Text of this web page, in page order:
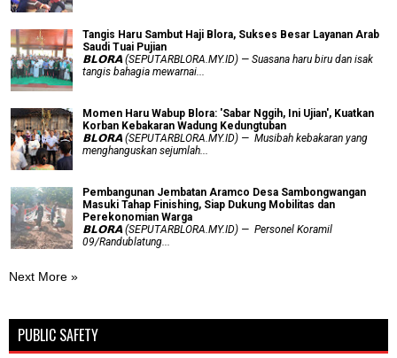
Tangis Haru Sambut Haji Blora, Sukses Besar Layanan Arab
Saudi Tuai Pujian
𝗕𝗟𝗢𝗥𝗔 (SEPUTARBLORA.MY.ID) — Suasana haru biru dan isak
tangis bahagia mewarnai...
Momen Haru Wabup Blora: ​'Sabar Nggih, Ini Ujian', Kuatkan
Korban Kebakaran Wadung Kedungtuban
𝗕𝗟𝗢𝗥𝗔 (SEPUTARBLORA.MY.ID) — Musibah kebakaran yang
menghanguskan sejumlah...
Pembangunan Jembatan Aramco Desa Sambongwangan
Masuki Tahap Finishing, Siap Dukung Mobilitas dan
Perekonomian Warga
𝗕𝗟𝗢𝗥𝗔 (SEPUTARBLORA.MY.ID) — Personel Koramil
09/Randublatung...
Next More »
PUBLIC SAFETY